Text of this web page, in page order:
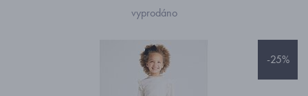
vyprodáno
-25%